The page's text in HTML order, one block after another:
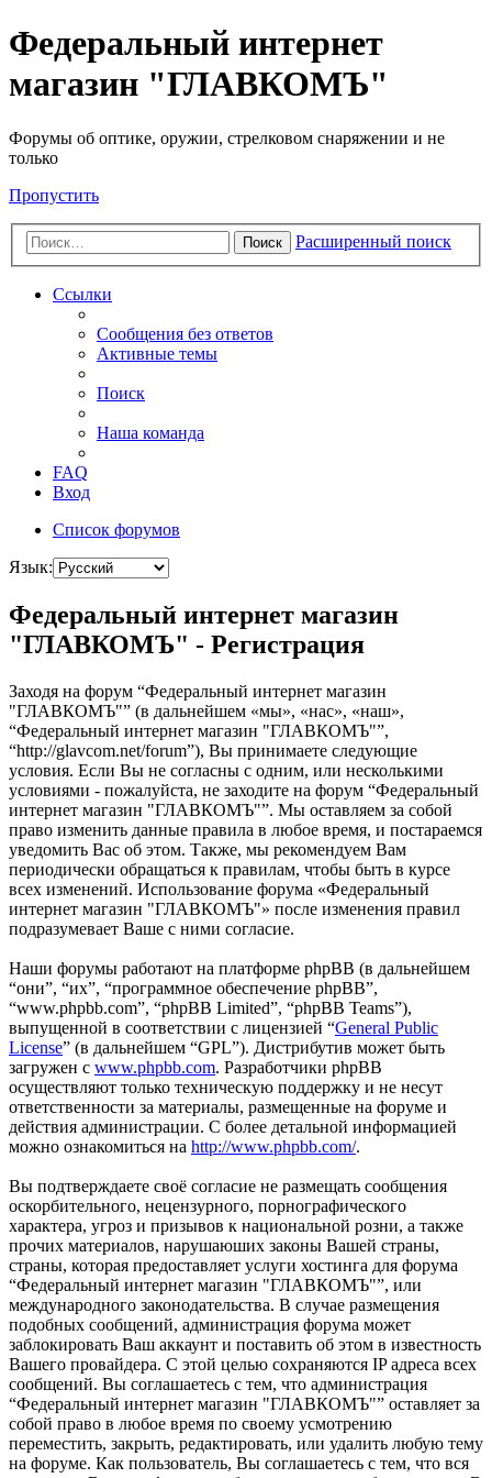
Федеральный интернет
магазин "ГЛАВКОМЪ"
Форумы об оптике, оружии, стрелковом снаряжении и не
только
Пропустить
Поиск Расширенный поиск
Ссылки
Сообщения без ответов
Активные темы
Поиск
Наша команда
FAQ
Вход
Список форумов
Язык:
Федеральный интернет магазин
"ГЛАВКОМЪ" - Регистрация
Заходя на форум “Федеральный интернет магазин
"ГЛАВКОМЪ"” (в дальнейшем «мы», «нас», «наш»,
“Федеральный интернет магазин "ГЛАВКОМЪ"”,
“http://glavcom.net/forum”), Вы принимаете следующие
условия. Если Вы не согласны с одним, или несколькими
условиями - пожалуйста, не заходите на форум “Федеральный
интернет магазин "ГЛАВКОМЪ"”. Мы оставляем за собой
право изменить данные правила в любое время, и постараемся
уведомить Вас об этом. Также, мы рекомендуем Вам
периодически обращаться к правилам, чтобы быть в курсе
всех изменений. Использование форума «Федеральный
интернет магазин "ГЛАВКОМЪ"» после изменения правил
подразумевает Ваше с ними согласие.
Наши форумы работают на платформе phpBB (в дальнейшем
“они”, “их”, “программное обеспечение phpBB”,
“www.phpbb.com”, “phpBB Limited”, “phpBB Teams”),
выпущенной в соответствии с лицензией “General Public
License” (в дальнейшем “GPL”). Дистрибутив может быть
загружен с www.phpbb.com. Разработчики phpBB
осуществляют только техническую поддержку и не несут
ответственности за материалы, размещенные на форуме и
действия администрации. С более детальной информацией
можно ознакомиться на http://www.phpbb.com/.
Вы подтверждаете своё согласие не размещать сообщения
оскорбительного, нецензурного, порнографического
характера, угроз и призывов к национальной розни, а также
прочих материалов, нарушаюших законы Вашей страны,
страны, которая предоставляет услуги хостинга для форума
“Федеральный интернет магазин "ГЛАВКОМЪ"”, или
международного законодательства. В случае размещения
подобных сообщений, администрация форума может
заблокировать Ваш аккаунт и поставить об этом в известность
Вашего провайдера. С этой целью сохраняются IP адреса всех
сообщений. Вы соглашаетесь с тем, что администрация
“Федеральный интернет магазин "ГЛАВКОМЪ"” оставляет за
собой право в любое время по своему усмотрению
переместить, закрыть, редактировать, или удалить любую тему
на форуме. Как пользователь, Вы соглашаетесь с тем, что вся